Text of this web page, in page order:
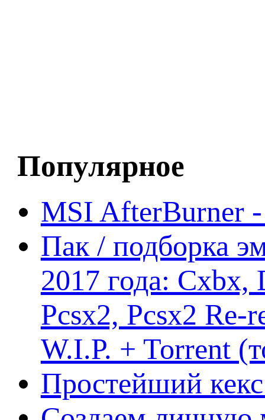
Популярное
MSI AfterBurner
Пак / подборка
2017 года:
Pcsx2, Pcsx2
W.I.P. + Torrent
Простейший кекс